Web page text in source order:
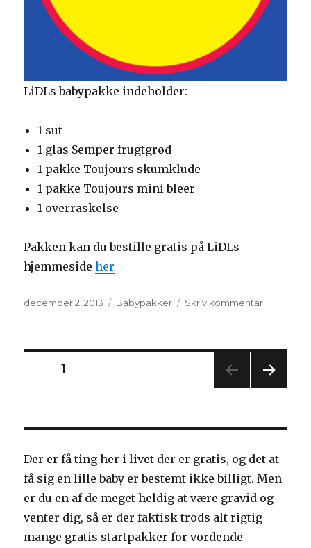
LiDLs babypakke indeholder:
1 sut
1 glas Semper frugtgrød
1 pakke Toujours skumklude
1 pakke Toujours mini bleer
1 overraskelse
Pakken kan du bestille gratis på LiDLs
hjemmesideher
Udgivet
december 2, 2013 Kategorier
Babypakker Skriv kommentartil
–
Indlægsinddeling
SIDE1
Der er få ting her i livet der er gratis, og det at
få sig en lille baby er bestemt ikke billigt. Men
er du en af de meget heldig at være gravid og
venter dig, så er der faktisk trods alt rigtig
mange gratis startpakker for vordende